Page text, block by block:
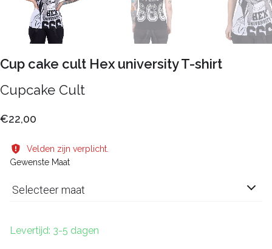
Cup cake cult Hex university T-shirt
Cupcake Cult
€22,00
Velden zijn verplicht.
Gewenste Maat
Selecteer maat
Levertijd: 3-5 dagen